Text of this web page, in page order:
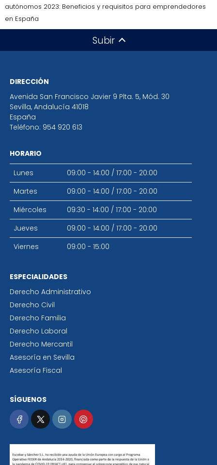
autónomos 2023: Beneficios y requisitos para emprendedores
en España
Subir
DIRECCIÓN
Avenida San Francisco Javier 9 Plta. 5, Mód. 30
Sevilla, Andalucía 41018
España
Teléfono: 954 920 613
HORARIO
Lunes
09:00 - 14:00 / 17:00 - 20:00
Martes
09:00 - 14:00 / 17:00 - 20:00
Miércoles
09:30 - 14:00 / 17:00 - 20:00
Jueves
09:00 - 14:00 / 17:00 - 20:00
Viernes
09:00 - 15:00
ESPECIALIDADES
Derecho Administrativo
Derecho Civil
Derecho Familia
Derecho Laboral
Derecho Mercantil
Asesoría en Sevilla
Asesoría Fiscal
SÍGUENOS